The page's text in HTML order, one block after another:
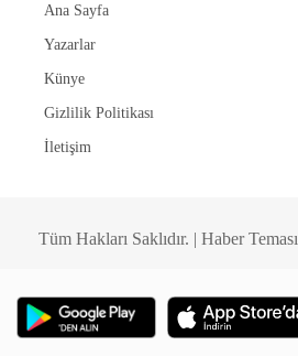
Ana Sayfa
Yazarlar
Künye
Gizlilik Politikası
İletişim
Tüm Hakları Saklıdır. | Haber Teması